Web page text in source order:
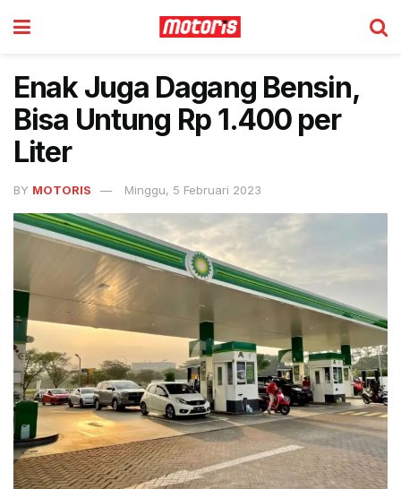
Enak Juga Dagang Bensin,
Bisa Untung Rp 1.400 per
Liter
BY MOTORIS Minggu, 5 Februari 2023